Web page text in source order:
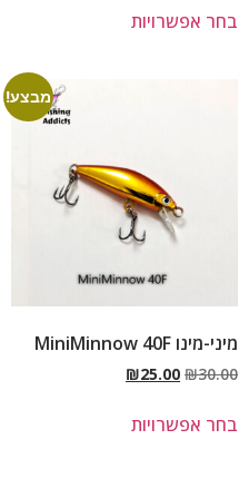
בחר אפשרויות
מבצע!
מיני-מינו MiniMinnow 40F
₪30.00
₪25.00
בחר אפשרויות